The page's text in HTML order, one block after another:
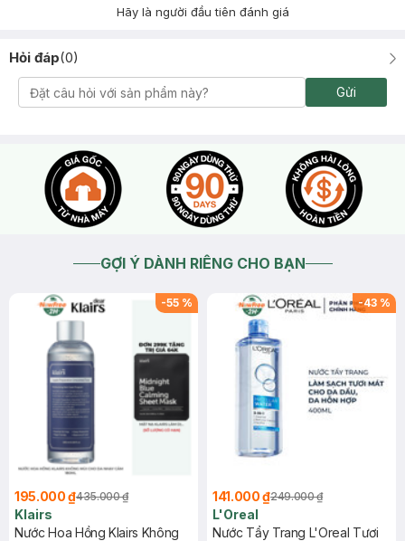
Hãy là người đầu tiên đánh giá
Hỏi đáp(0)
Gửi
GỢI Ý DÀNH RIÊNG CHO BẠN
-55 %
195.000 ₫435.000 ₫
Klairs
Nước Hoa Hồng Klairs Không
-43 %
141.000 ₫249.000 ₫
L'Oreal
Nước Tẩy Trang L'Oreal Tươi